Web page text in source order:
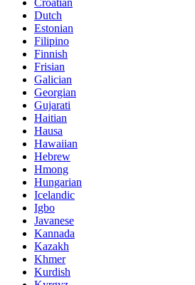
Dutch
Estonian
Filipino
Finnish
Frisian
Galician
Georgian
Gujarati
Haitian
Hausa
Hawaiian
Hebrew
Hmong
Hungarian
Icelandic
Igbo
Javanese
Kannada
Kazakh
Khmer
Kurdish